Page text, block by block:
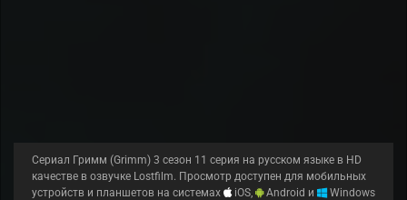
Сериал Гримм (Grimm) 3 сезон 11 серия на русском языке в HD
качестве в озвучке Lostfilm. Просмотр доступен для мобильных
устройств и планшетов на системах
iOS, Android и
Windows